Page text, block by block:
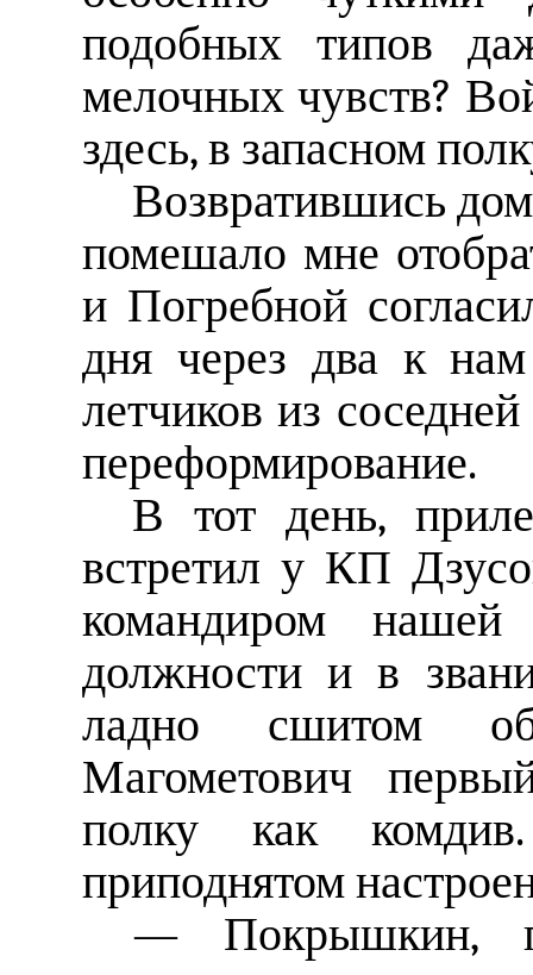
подобных типов
мелочных чувств?
здесь, в запасном
Возвратившись
помешало мне
и Погребной
дня через два к
летчиков из
переформирование.
В тот день,
встретил у КП
командиром
должности и в
ладно сшитом
Магометович
полку как
приподнятом
— Покрышкин,